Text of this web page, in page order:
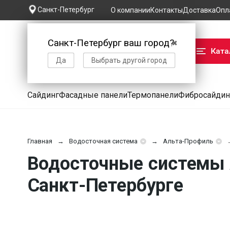
Санкт-Петербург
✖
Санкт-Петербург ваш город?
Да Выбрать другой город
О компанииКонтактыДоставка
СайдингФасадные панелиТермопанели
Главная Водосточная система Альта-Профиль
Водосточные
Санкт-Петербурге